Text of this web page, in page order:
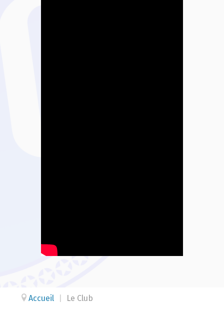
Accueil Le Club